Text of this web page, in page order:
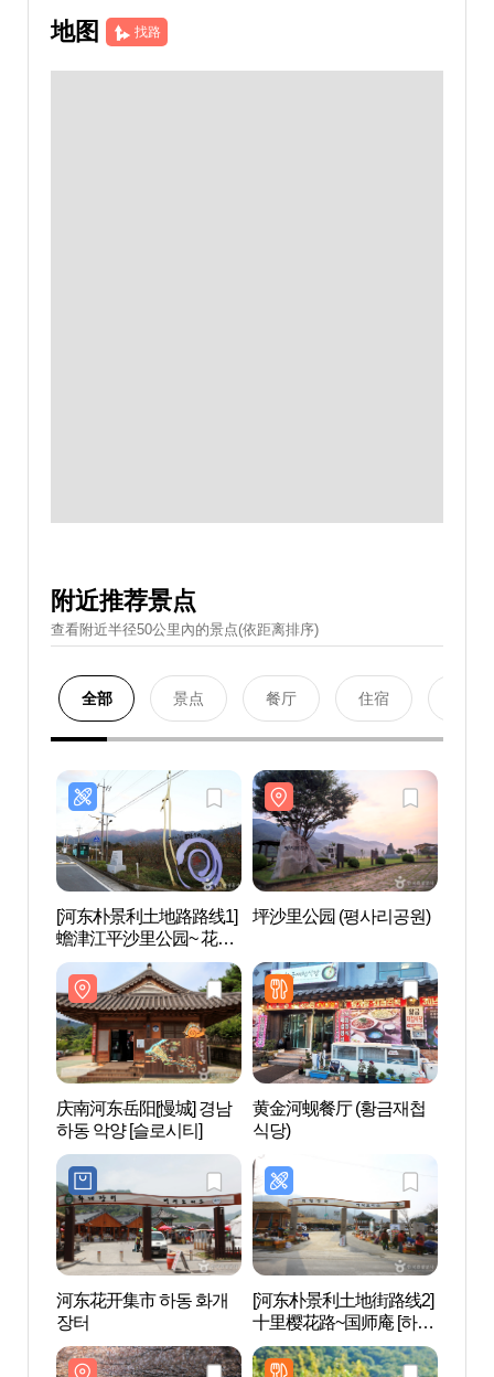
地图 找路
附近推荐景点
查看附近半径50公里內的景点(依距离排序)
全部 景点 餐厅 住宿
[河东朴景利土地路路线1]
蟾津江平沙里公园~ 花开
市场（[하동 박경리 토지
길 1코스] 섬진강 평사리
공원~화개장터）
坪沙里公园 (평사리공원)
庆南河东岳阳[慢城] 경남
하동 악양 [슬로시티]
黄金河蚬餐厅 (황금재첩
식당)
河东花开集市 하동 화개
장터
[河东朴景利土地街路线2]
十里樱花路~国师庵 [하동
박경리 토지길 2코스] 십
리벚꽃길~국사암